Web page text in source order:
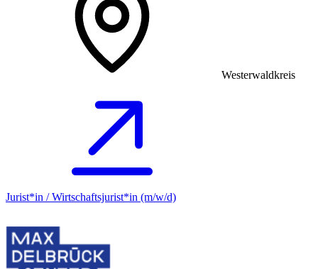
Westerwaldkreis
Jurist*in / Wirtschafts­jurist*in (m/w/d)